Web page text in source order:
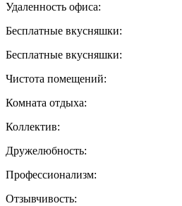
Удаленность офиса:
Бесплатные вкусняшки:
Бесплатные вкусняшки:
Чистота помещений:
Комната отдыха:
Коллектив:
Дружелюбность:
Профессионализм:
Отзывчивость: